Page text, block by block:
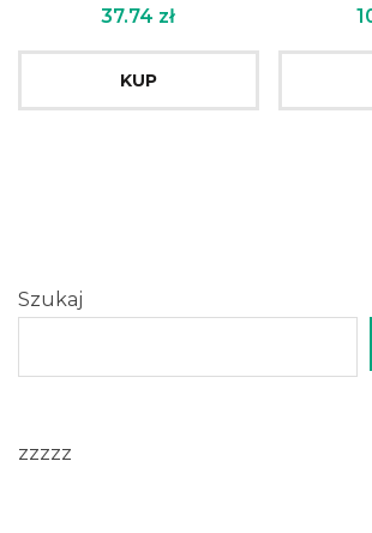
37.74 zł
KUP
Szukaj
zzzzz